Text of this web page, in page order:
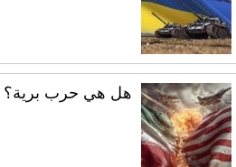
هل هي حرب برية؟